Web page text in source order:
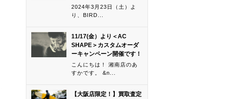
2024年3月23日（土）よ
り、BIRD...
11/17(金）より＜AC
SHAPE＞カスタムオーダ
ーキャンペーン開催です！
こんにちは！ 湘南店のあ
すかです。 &n...
【大阪店限定！】買取査定